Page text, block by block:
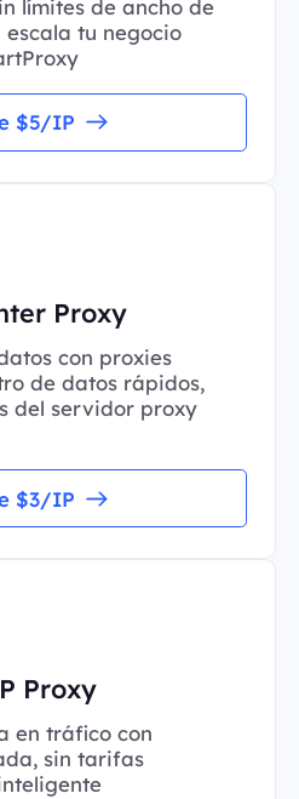
límites de ancho de
tu negocio
$5/IP
Proxy
con proxies
de datos rápidos,
del servidor proxy
$3/IP
Proxy
en tráfico con
sin tarifas